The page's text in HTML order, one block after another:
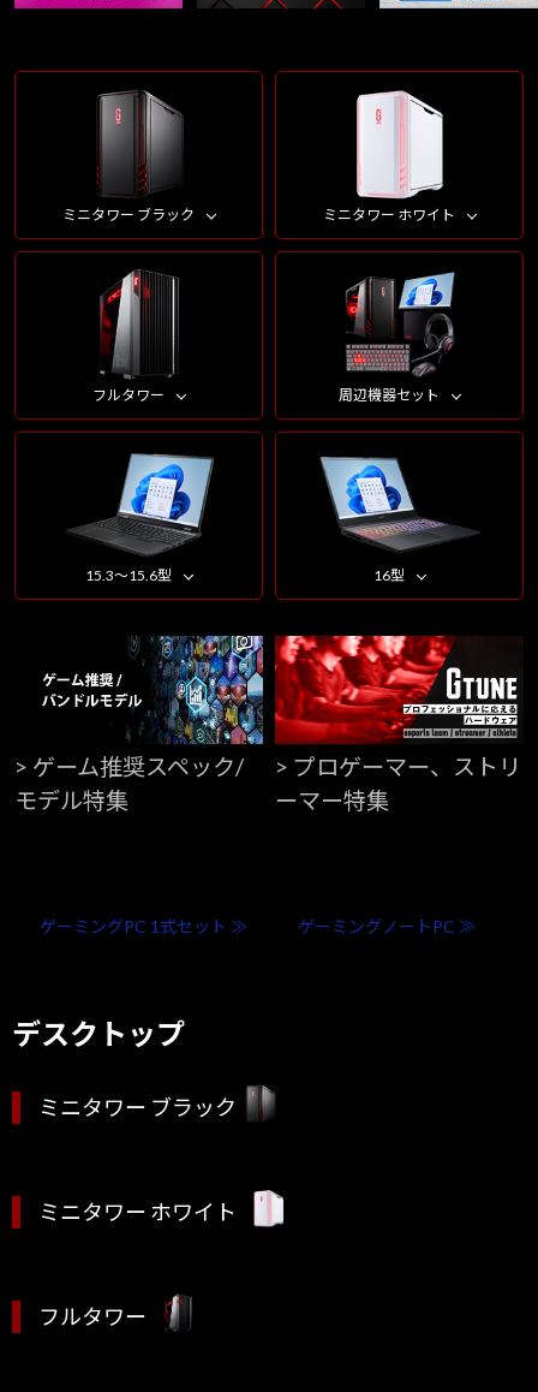
ミニタワー ブラック ミニタワー ホワイト
フルタワー 周辺機器セット
15.3～15.6型 16型
> ゲーム推奨スペック/
モデル特集
> プロゲーマー、ストリ
ーマー特集
ゲーミングPC 1式セット ≫ ゲーミングノートPC ≫
デスクトップ
ミニタワー ブラック
ミニタワー ホワイト
フルタワー